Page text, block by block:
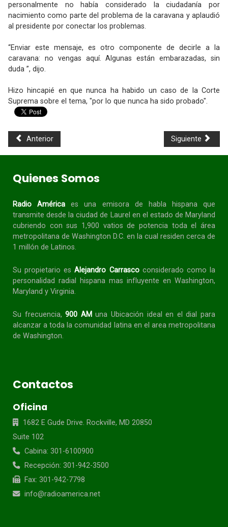
personalmente no había considerado la ciudadanía por
nacimiento como parte del problema de la caravana y aplaudió
al presidente por conectar los problemas.
“Enviar este mensaje, es otro componente de decirle a la
caravana: no vengas aquí. Algunas están embarazadas, sin
duda ”, dijo.
Hizo hincapié en que nunca ha habido un caso de la Corte
Suprema sobre el tema, "por lo que nunca ha sido probado".
Anterior Siguiente
Quienes Somos
Radio América es una emisora de habla hispanaque
transmite desde la ciudad de Laurel en el estado de Maryland
cubriendo con sus 1,900 vatios de potencia toda el área
metropolitana de Washington D.C. en la cual residen cerca de
1 millón de Latinos.
Su propietario esAlejandro Carrascoconsiderado como la
personalidad radial
hispana mas influyente en Washington,
Maryland y Virginia.
Su frecuencia, 900 AM una Ubicación ideal en el dial para
alcanzar a toda lacomunidad latina en el area metropolitana
de Washington.
Contactos
Oficina
1682 E Gude Drive. Rockville, MD 20850
Suite 102
Cabina: 301-6100900
Recepción: 301-942-3500
Fax: 301-942-7798
info@radioamerica.net